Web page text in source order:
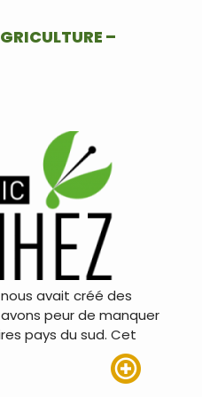
–
nous avait créé des
peur de manquer
pays du sud. Cet